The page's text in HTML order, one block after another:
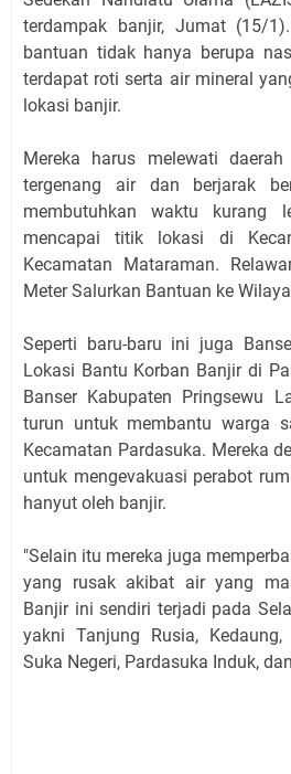
terdampak banjir, Jumat (15/
bantuan tidak hanya berupa
terdapat roti serta air mineral
lokasi banjir.
Mereka harus melewati
tergenang air dan berjarak
membutuhkan waktu kurang
mencapai titik lokasi di
Kecamatan Mataraman.
Meter Salurkan Bantuan ke
Seperti baru-baru ini juga
Lokasi Bantu Korban Banjir di
Banser Kabupaten Pringsewu
turun untuk membantu warga
Kecamatan Pardasuka. Mereka
untuk mengevakuasi perabot
hanyut oleh banjir.
"Selain itu mereka juga
yang rusak akibat air yang
Banjir ini sendiri terjadi pada
yakni Tanjung Rusia,
Suka Negeri, Pardasuka Induk,